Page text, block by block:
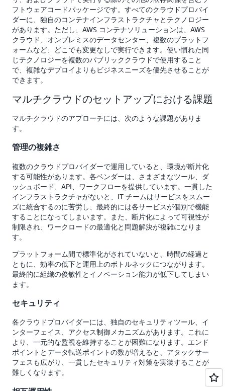
フトウェアコードパッケージです。すべてのクラウドプロバイ
ダーに、独自のコンテナインフラストラクチャとテクノロジー
があります。ただし、AWS コンテナソリューションは、AWS
クラウド、オンプレミスのデータセンター、複数のプラットフ
ォームなど、どこでも変更なしで実行できます。使い慣れた同
じテクノロジーを複数のパブリッククラウドで使用すること
で、複雑なデプロイよりもビジネスニーズを優先させることが
できます。
マルチクラウドのセットアップにおける課題
マルチクラウドのアプローチには、次のような課題がありま
す。
管理の複雑さ
複数のクラウドプロバイダーで運用していると、環境が断片化
する可能性があります。各ベンダーは、さまざまなツール、ダ
ッシュボード、API、ワークフローを提供しています。一貫した
インフラストラクチャがないと、IT チームはサービスをスムー
ズに統合するのに苦労し、最終的には各サービスが個別で機能
することになってしまいます。また、断片化によって可視性が
制限され、ワークロードの最適化と問題解決が複雑になりま
す。
プラットフォーム間で標準化がされていないと、時間の経過と
ともに、効率の低下と運用上のボトルネックにつながります。
最終的に組織の俊敏性とイノベーション能力が低下してしまい
ます。
セキュリティ
各クラウドプロバイダーには、独自のセキュリティツール、イ
ンターフェイス、アクセス制御メカニズムがあります。これに
より、一元的な監視を維持することが困難になります。エンド
ポイントとデータ転送ポイントの数が増えると、アタックサー
フェスも広がり、一貫したセキュリティ対策を実装することが
難しくなります。